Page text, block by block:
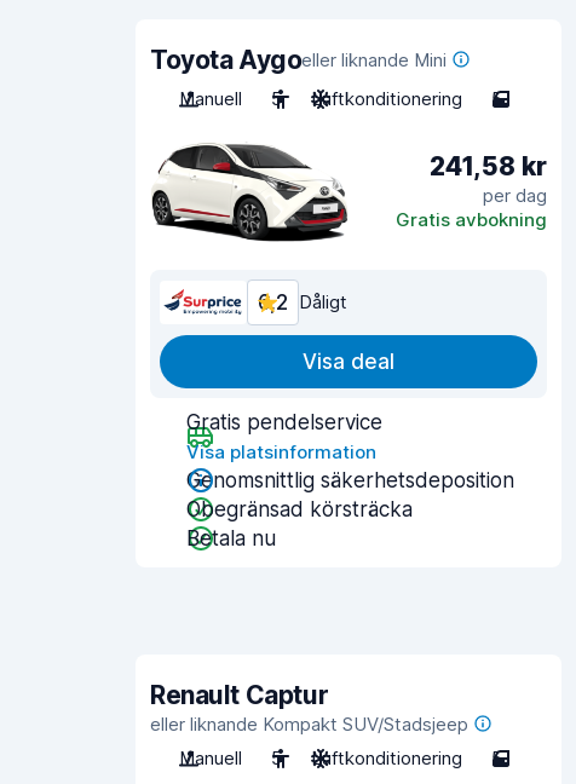
Toyota Aygoeller liknande Mini
Manuell
5 Luftkonditionering 5
241,58 kr
per dag
Gratis avbokning
6,2 Dåligt
Visa deal
Gratis pendelservice
Visa platsinformation
Genomsnittlig säkerhetsdeposition
Obegränsad körsträcka
Betala nu
Renault Captur
eller liknande Kompakt SUV/Stadsjeep
Manuell
5 Luftkonditionering 5